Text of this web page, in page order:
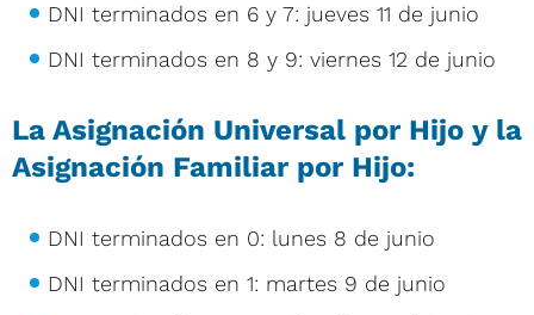
DNI terminados en 6 y 7: jueves 11 de junio
DNI terminados en 8 y 9: viernes 12 de junio
La Asignación Universal por Hijo y la
Asignación Familiar por Hijo:
DNI terminados en 0: lunes 8 de junio
DNI terminados en 1: martes 9 de junio